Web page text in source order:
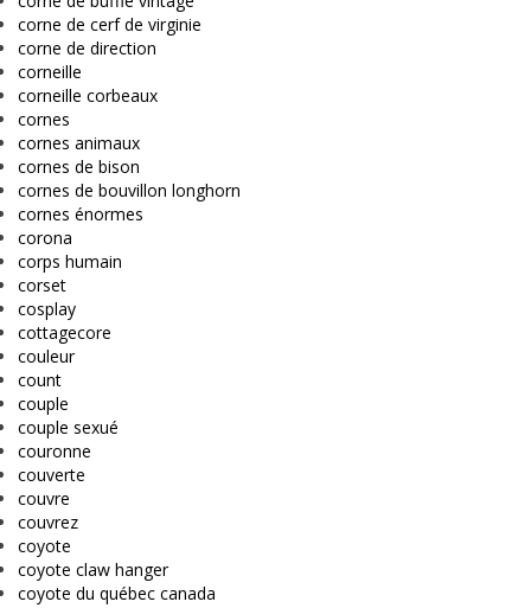
corne de cerf de virginie
corne de direction
corneille
corneille corbeaux
cornes
cornes animaux
cornes de bison
cornes de bouvillon longhorn
cornes énormes
corona
corps humain
corset
cosplay
cottagecore
couleur
count
couple
couple sexué
couronne
couverte
couvre
couvrez
coyote
coyote claw hanger
coyote du québec canada